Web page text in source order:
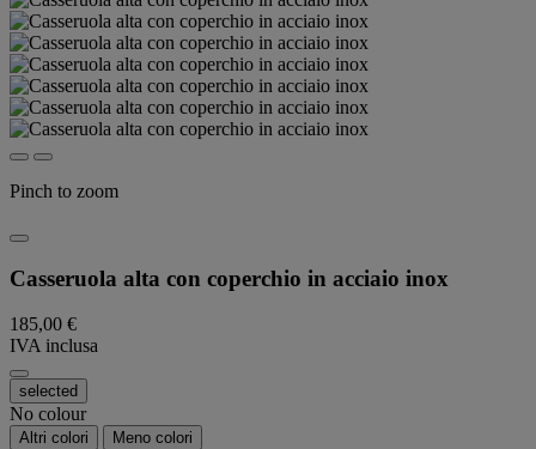
Pinch to zoom
Casseruola alta con coperchio in acciaio inox
185,00 €
IVA inclusa
selected
No colour
Altri colori Meno colori